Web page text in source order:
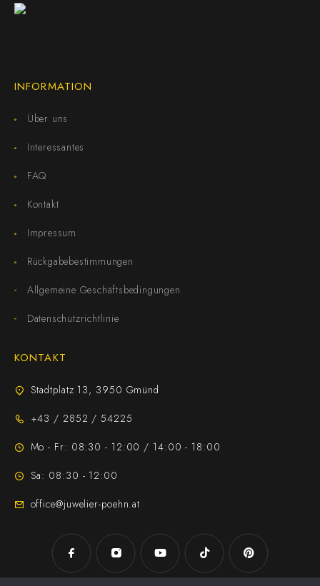
INFORMATION
Über uns
Interessantes
FAQ
Kontakt
Impressum
Rückgabebestimmungen
Allgemeine Geschäftsbedingungen
Datenschutzrichtlinie
KONTAKT
Stadtplatz 13, 3950 Gmünd
+43 / 2852 / 54225
Mo - Fr: 08:30 - 12:00 / 14:00 - 18:00
Sa: 08:30 - 12:00
office@juwelier-poehn.at